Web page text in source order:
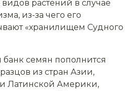
растений в случае
из-за чего его
«хранилищем Судного
банк семян пополнится
из стран Азии,
Латинской Америки,